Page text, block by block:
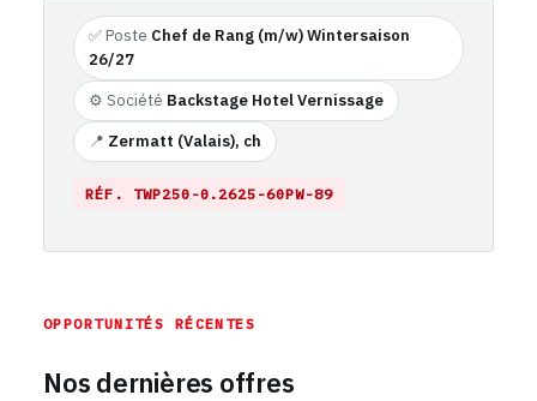
✅ Poste Chef de Rang (m/w) Wintersaison
26/27
⚙️ Société Backstage Hotel Vernissage
📍 Zermatt (Valais), ch
RÉF. TWP250-0.2625-60PW-89
OPPORTUNITÉS RÉCENTES
Nos dernières offres